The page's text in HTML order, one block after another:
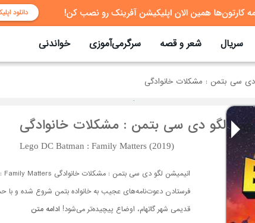
سریال شعر و قصه سرگرمی‌آموزی خواندنی
سی بتمن : مشکلات خانوادگی
لگو دی سی بتمن : مشکلات خانوادگی
Lego DC Batman : Family Matters (2019)
فرستادن دعوت‌نامه‌های عجیب به خانواده بتمن شروع شده و با
قدیمی شهر گاتهام، اوضاع پیچیده‌تر می‌شود! ادامه متن